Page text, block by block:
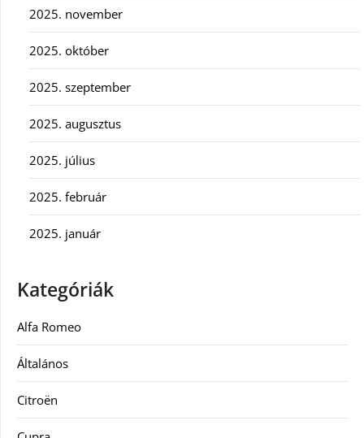
2025. november
2025. október
2025. szeptember
2025. augusztus
2025. július
2025. február
2025. január
Kategóriák
Alfa Romeo
Általános
Citroën